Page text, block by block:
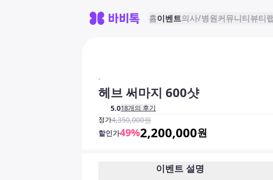
홈이벤트의사/병원커뮤니티뷰티
-
헤브 써마지 600샷
5.018개의 후기
정가4,350,000원
할인가49%2,200,000원
이벤트 설명